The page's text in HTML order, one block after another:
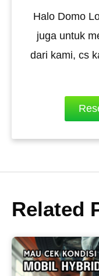
Halo Domo
juga untuk
dari kami, cs
Related